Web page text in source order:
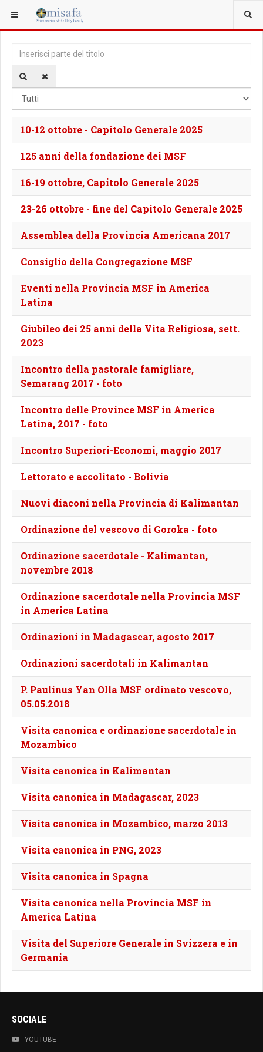
SEI QUI:
Inserisci parte del titolo
10-12 ottobre - Capitolo Generale 2025
125 anni della fondazione dei MSF
16-19 ottobre, Capitolo Generale 2025
23-26 ottobre - fine del Capitolo Generale 2025
Assemblea della Provincia Americana 2017
Consiglio della Congregazione MSF
Eventi nella Provincia MSF in America
Latina
Giubileo dei 25 anni della Vita Religiosa, sett.
2023
Incontro della pastorale famigliare,
Semarang 2017 - foto
Incontro delle Province MSF in America
Latina, 2017 - foto
Incontro Superiori-Economi, maggio 2017
Lettorato e accolitato - Bolivia
Nuovi diaconi nella Provincia di Kalimantan
Ordinazione del vescovo di Goroka - foto
Ordinazione sacerdotale - Kalimantan,
novembre 2018
Ordinazione sacerdotale nella Provincia MSF
in America Latina
Ordinazioni in Madagascar, agosto 2017
Ordinazioni sacerdotali in Kalimantan
P. Paulinus Yan Olla MSF ordinato vescovo,
05.05.2018
Visita canonica e ordinazione sacerdotale in
Mozambico
Visita canonica in Kalimantan
Visita canonica in Madagascar, 2023
Visita canonica in Mozambico, marzo 2013
Visita canonica in PNG, 2023
Visita canonica in Spagna
Visita canonica nella Provincia MSF in
America Latina
Visita del Superiore Generale in Svizzera e in
Germania
SOCIALE
YOUTUBE